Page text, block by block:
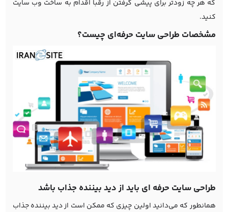
که هر چه زودتر برای پیشی گرفتن از رقبا اقدام به ساخت وب سایت
کنید.
مشخصات طراحی سایت حرفه‌ای چیست؟
طراحی سایت حرفه ای باید از دید بیننده جذاب باشد
همانطور که می‌دانید اولین چیزی که ممکن است از دید بیننده جذاب